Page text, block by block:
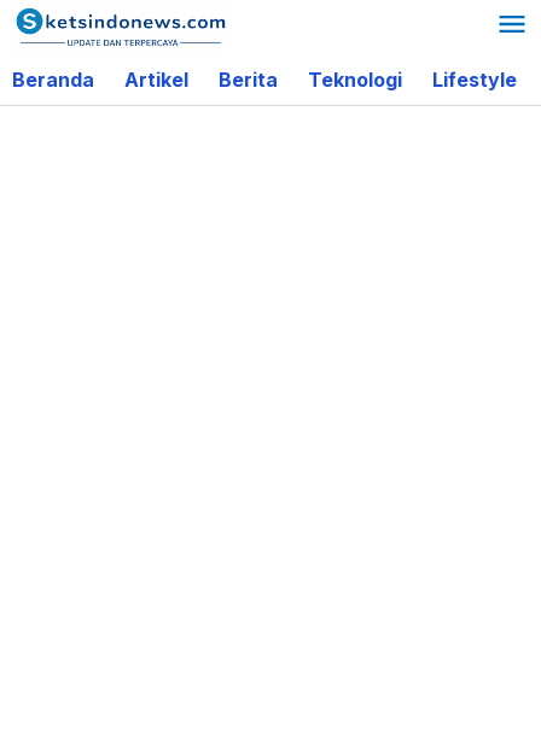
Lewati
ke
konten
Beranda Artikel Berita Teknologi Lifestyle